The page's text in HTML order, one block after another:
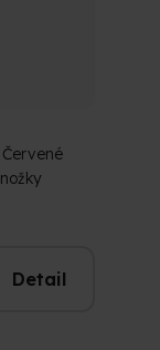
Červené
Detail